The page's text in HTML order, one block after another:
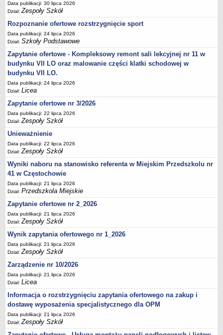
Zarządzenia
Rejestry, ewidencje, archiwa
Kontrole
PONOWNE WYKORZYSTYWANIE
Sprawozdania
Deklaracja dostępności
DEKLARACJA DOSTĘPNOŚCI
OŚWIADCZENIA MAJĄTKOWE
PONOWNE WYKORZYSTYWANIE
UDOSTĘPNIANIE INFORMACJI PUBLICZNEJ
OCHRONA DANYCH OSOBOWYCH
Data publikacji: 30 lipca 2026
Dział:Zespoły Szkół
Rozpoznanie ofertowe rozstrzygnięcie sport
Data publikacji: 24 lipca 2026
Dział:Szkoły Podstawowe
Zapytanie ofertowe - Kompleksowy remont sali lekcyjnej nr 11 w
budynku VII LO oraz malowanie części klatki schodowej w
budynku VII LO.
Data publikacji: 24 lipca 2026
Dział:Licea
Zapytanie ofertowe nr 3/2026
Data publikacji: 22 lipca 2026
Dział:Zespoły Szkół
Unieważnienie
Data publikacji: 22 lipca 2026
Dział:Zespoły Szkół
Wyniki naboru na stanowisko referenta w Miejskim Przedszkolu nr
41 w Częstochowie
Data publikacji: 21 lipca 2026
Dział:Przedszkola Miejskie
Zapytanie ofertowe nr 2_2026
Data publikacji: 21 lipca 2026
Dział:Zespoły Szkół
Wynik zapytania ofertowego nr 1_2026
Data publikacji: 21 lipca 2026
Dział:Zespoły Szkół
Zarządzenie nr 10/2026
Data publikacji: 21 lipca 2026
Dział:Licea
Informacja o rozstrzygnięciu zapytania ofertowego na zakup i
dostawę wyposażenia specjalistycznego dla OPM
Data publikacji: 21 lipca 2026
Dział:Zespoły Szkół